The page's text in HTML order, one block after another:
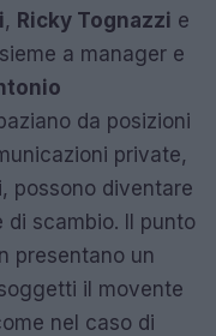
, Ricky Tognazzi e
a manager e
da posizioni
private,
possono diventare
di scambio. Il punto
presentano un
il movente
nel caso di